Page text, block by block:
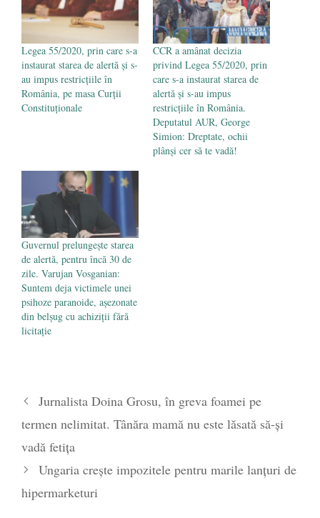
Legea 55/2020, prin care s-a
instaurat starea de alertă și s-
au impus restricțiile în
România, pe masa Curții
Constituționale
CCR a amânat decizia
privind Legea 55/2020, prin
care s-a instaurat starea de
alertă și s-au impus
restricțiile în România.
Deputatul AUR, George
Simion: Dreptate, ochii
plânși cer să te vadă!
Guvernul prelungește starea
de alertă, pentru încă 30 de
zile. Varujan Vosganian:
Suntem deja victimele unei
psihoze paranoide, așezonate
din belșug cu achiziții fără
licitație
Jurnalista Doina Grosu, în greva foamei pe
termen nelimitat. Tânăra mamă nu este lăsată să-și
vadă fetița
Ungaria crește impozitele pentru marile lanțuri de
hipermarketuri